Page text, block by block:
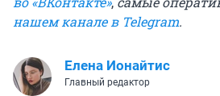
нашем канале в Telegram.
Елена Ионайтис
Главный редактор